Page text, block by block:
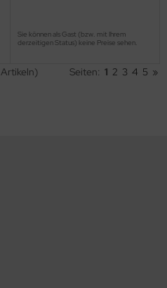
Sie können als Gast (bzw. mit Ihrem
derzeitigen Status) keine Preise sehen.
Artikeln) Seiten: 1 2 3 4 5 »